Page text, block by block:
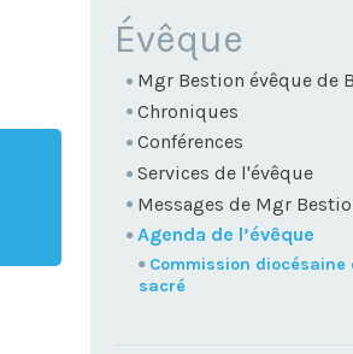
NAVIGATION
Évêque
Mgr Bestion évêque de
Chroniques
Conférences
Services de l'évêque
Messages de Mgr
Agenda de l’évêque
Commission diocésaine
sacré